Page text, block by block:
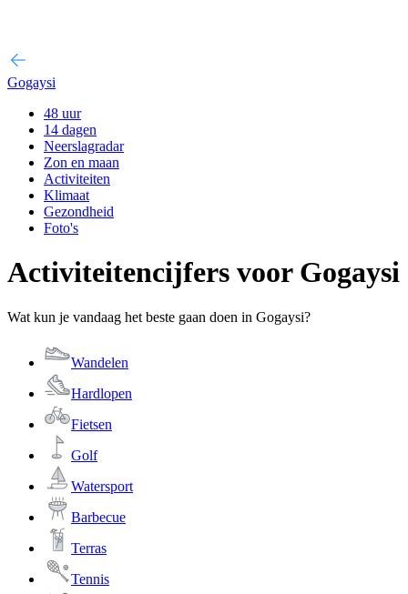
Gogaysi
48 uur
14 dagen
Neerslagradar
Zon en maan
Activiteiten
Klimaat
Gezondheid
Foto's
Activiteitencijfers voor Gogaysi
Wat kun je vandaag het beste gaan doen in Gogaysi?
Wandelen
Hardlopen
Fietsen
Golf
Watersport
Barbecue
Terras
Tennis